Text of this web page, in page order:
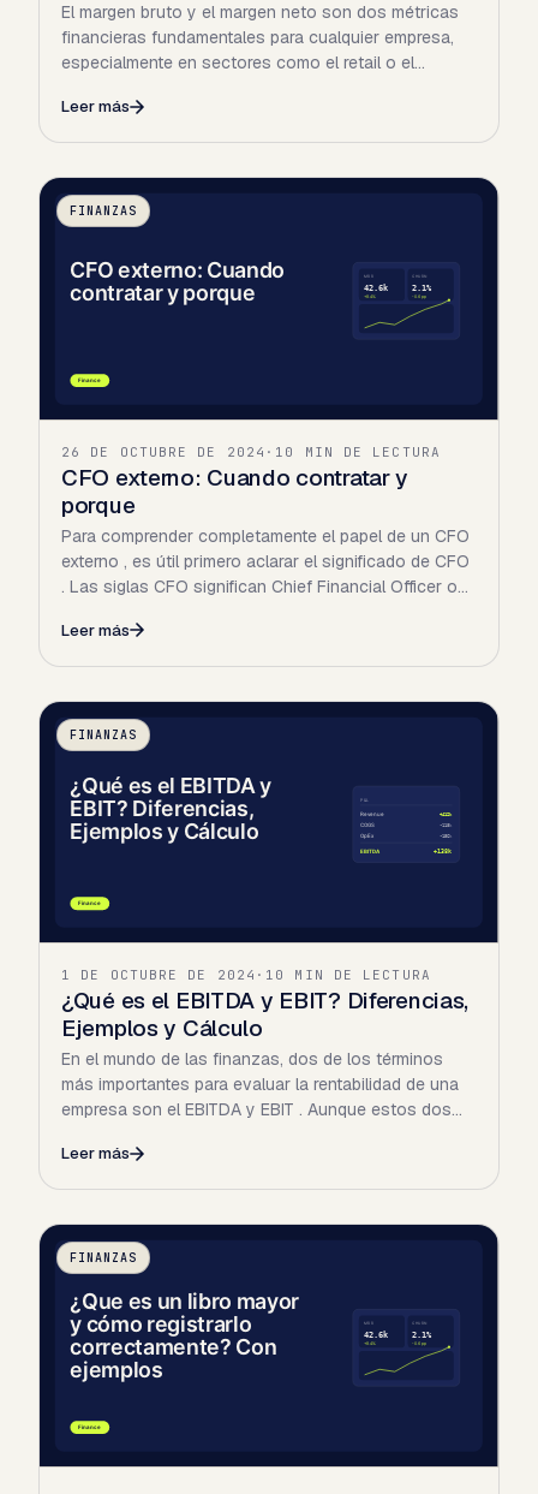
El margen bruto y el margen neto son dos métricas
financieras fundamentales para cualquier empresa,
especialmente en sectores como el retail o el
Leer más
FINANZAS
26 DE OCTUBRE DE 2024 · 10 MIN DE LECTURA
CFO externo: Cuando contratar y
porque
Para comprender completamente el papel de un CFO
externo , es útil primero aclarar el significado de CFO
. Las siglas CFO significan Chief Financial Officer o…
Leer más
FINANZAS
1 DE OCTUBRE DE 2024 · 10 MIN DE LECTURA
¿Qué es el EBITDA y EBIT? Diferencias,
Ejemplos y Cálculo
En el mundo de las finanzas, dos de los términos
más importantes para evaluar la rentabilidad de una
empresa son el EBITDA y EBIT . Aunque estos dos
Leer más
FINANZAS